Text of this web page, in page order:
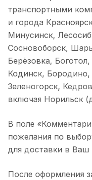
транспортными
и города
Минусинск,
Сосновоборск,
Берёзовка,
Кодинск,
Зеленогорск,
включая Норильск
В поле
пожелания по
для доставки в Ваш
После оформления